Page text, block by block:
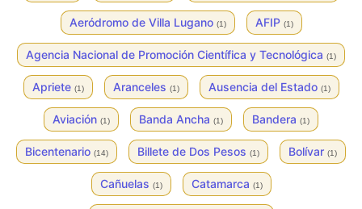
Aeródromo de Villa Lugano (1) AFIP (1)
Agencia Nacional de Promoción Científica y Tecnológica (1)
Apriete (1) Aranceles (1) Ausencia del Estado (1)
Aviación (1) Banda Ancha (1) Bandera (1)
Bicentenario (14) Billete de Dos Pesos (1) Bolívar (1)
Cañuelas (1) Catamarca (1)